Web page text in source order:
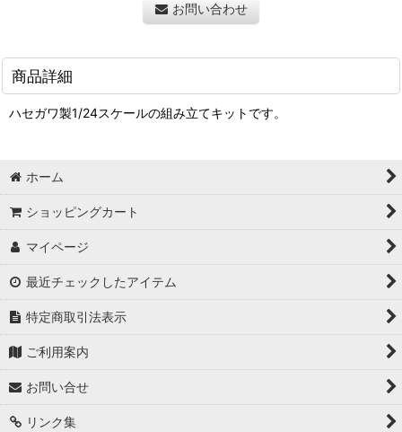
お問い合わせ
商品詳細
ハセガワ製1/24スケールの組み立てキットです。
ホーム
ショッピングカート
マイページ
最近チェックしたアイテム
特定商取引法表示
ご利用案内
お問い合せ
リンク集